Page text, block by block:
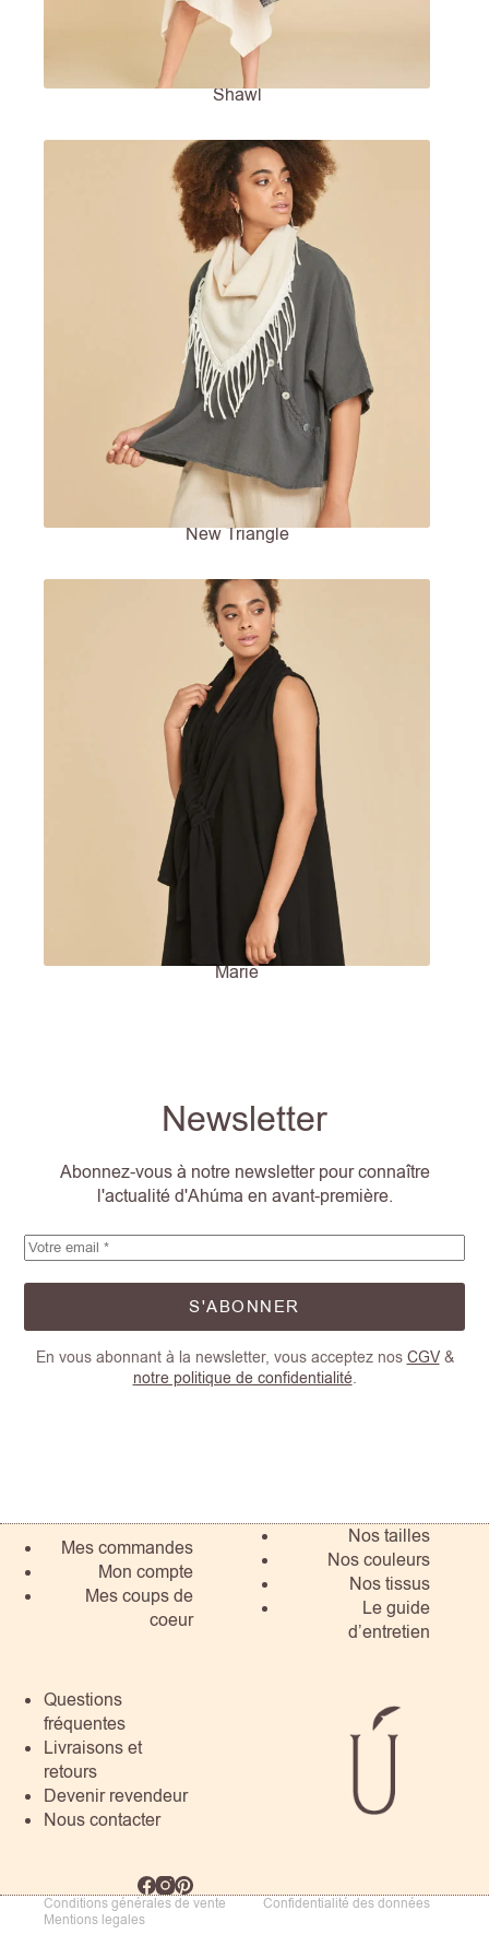
Shawl
New Triangle
Marie
Newsletter
Abonnez-vous à notre newsletter pour connaître
l'actualité d'Ahúma en avant-première.
S'ABONNER
En vous abonnant à la newsletter, vous acceptez nos CGV&
notre politique de confidentialité.
Mes commandes
Mon compte
Mes coups de
coeur
Nos tailles
Nos couleurs
Nos tissus
Le guide
d’entretien
Questions
fréquentes
Livraisons et
retours
Devenir revendeur
Nous contacter
Conditions générales de vente
Confidentialité des données
Mentions legales